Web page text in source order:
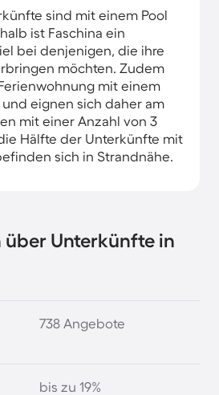
sind mit einem Pool
ist Faschina ein
bei denjenigen, die ihre
möchten. Zudem
mit einem
eignen sich daher am
mit einer Anzahl von 3
Hälfte der Unterkünfte mit
sich in Strandnähe.
Unterkünfte in
738 Angebote
bis zu 19%